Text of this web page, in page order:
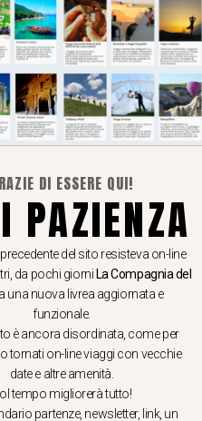
in alcun modo le tue informazioni
Whatsapp
su viaggi, eventi
QUI
DI ESSERE QUI!
PAZIENZA
precedente del sito resisteva on-line
da pochi giorni La Compagnia del
una nuova livrea aggiornata e
funzionale.
è ancora disordinata, come per
tornati on-line viaggi con vecchie
date e altre amenità.
tempo migliorerà tutto!
partenze, newsletter, link, un